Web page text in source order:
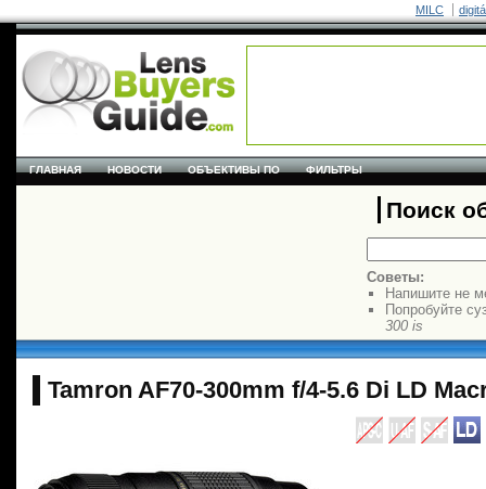
MILC
ГЛАВНАЯ НОВОСТИ ОБЪЕКТИВЫ ПО ФИЛЬТРЫ
Поиск
Советы:
Напишите не
Попробуйте
300 is
Tamron AF70-300mm f/4-5.6 Di LD